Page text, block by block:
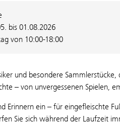
bis 01.08.2026
von 10:00-18:00
und besondere
– von unvergessenen Spielen,
Erinnern ein – für eingefleischte
Sie sich während der Laufzeit